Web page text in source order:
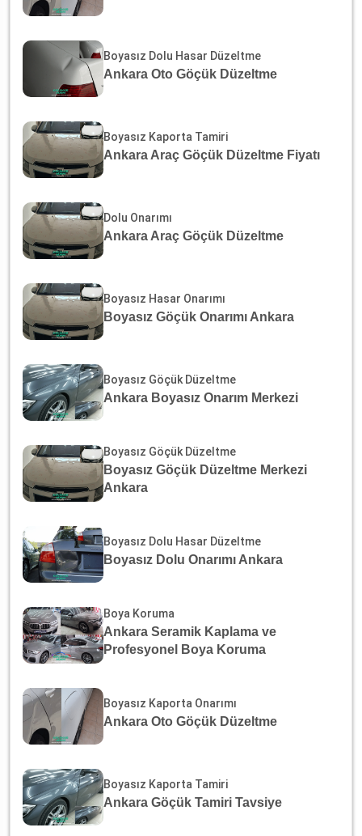
Boyasız Dolu Hasar Düzeltme
Ankara Oto Göçük Düzeltme
Boyasız Kaporta Tamiri
Ankara Araç Göçük Düzeltme Fiyatı
Dolu Onarımı
Ankara Araç Göçük Düzeltme
Boyasız Hasar Onarımı
Boyasız Göçük Onarımı Ankara
Boyasız Göçük Düzeltme
Ankara Boyasız Onarım Merkezi
Boyasız Göçük Düzeltme
Boyasız Göçük Düzeltme Merkezi
Ankara
Boyasız Dolu Hasar Düzeltme
Boyasız Dolu Onarımı Ankara
Boya Koruma
Ankara Seramik Kaplama ve
Profesyonel Boya Koruma
Boyasız Kaporta Onarımı
Ankara Oto Göçük Düzeltme
Boyasız Kaporta Tamiri
Ankara Göçük Tamiri Tavsiye